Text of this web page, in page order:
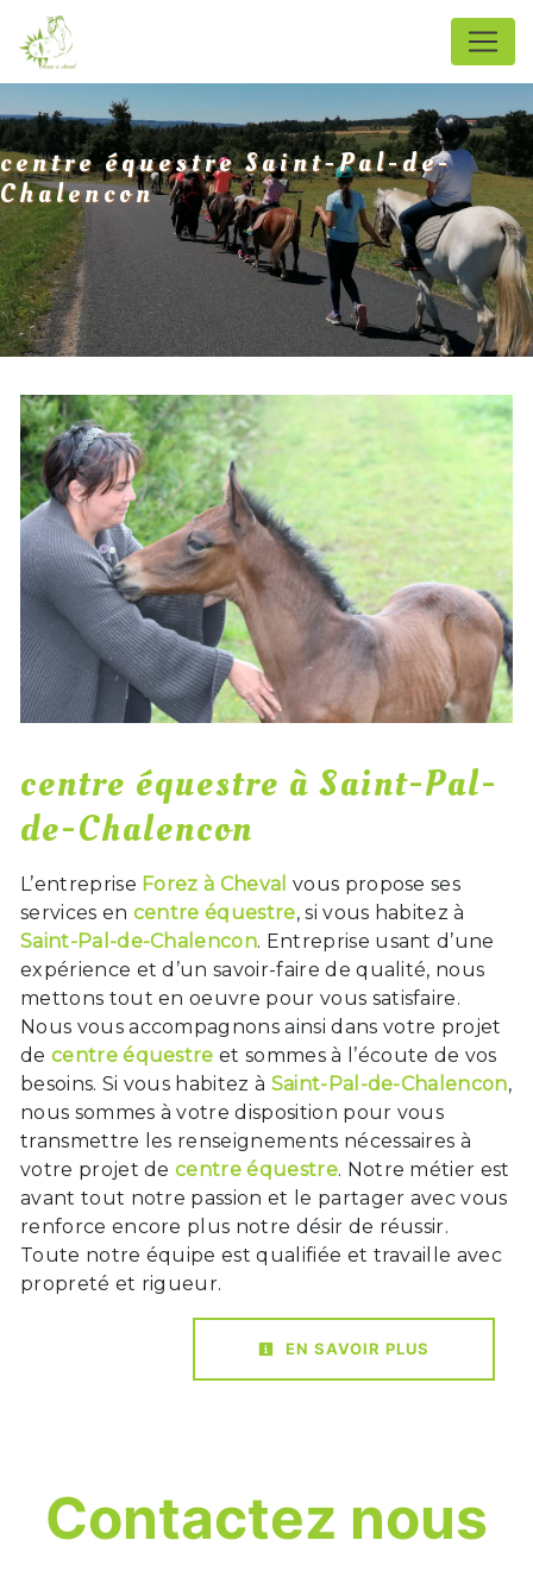
centre équestre Saint-Pal-de-
Chalencon
centre équestre à Saint-Pal-
de-Chalencon
L’entreprise Forez à Cheval vous propose ses
services en centre équestre, si vous habitez à
Saint-Pal-de-Chalencon. Entreprise usant d’une
expérience et d’un savoir-faire de qualité, nous
mettons tout en oeuvre pour vous satisfaire.
Nous vous accompagnons ainsi dans votre projet
de centre équestre et sommes à l’écoute de vos
besoins. Si vous habitez à Saint-Pal-de-Chalencon,
nous sommes à votre disposition pour vous
transmettre les renseignements nécessaires à
votre projet decentre équestre. Notre métier est
avant tout notre passion et le partager avec vous
renforce encore plus notre désir de réussir.
Toute notre équipe est qualifiée et travaille avec
propreté et rigueur.
EN SAVOIR PLUS
Contactez nous
Panneau de gestion des cookies